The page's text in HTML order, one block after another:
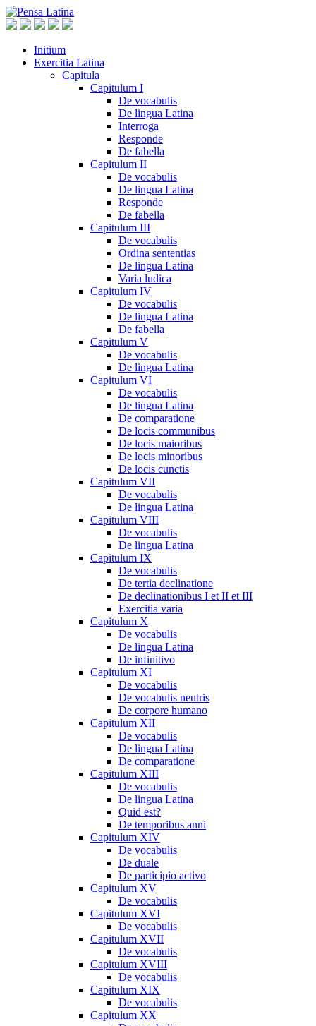
Initium
Exercitia Latina
Capitula
Capitulum I
De vocabulis
De lingua Latina
Interroga
Responde
De fabella
Capitulum II
De vocabulis
De lingua Latina
Responde
De fabella
Capitulum III
De vocabulis
Ordina sententias
De lingua Latina
Varia ludica
Capitulum IV
De vocabulis
De lingua Latina
De fabella
Capitulum V
De vocabulis
De lingua Latina
Capitulum VI
De vocabulis
De lingua Latina
De comparatione
De locis communibus
De locis maioribus
De locis minoribus
De locis cunctis
Capitulum VII
De vocabulis
De lingua Latina
Capitulum VIII
De vocabulis
De lingua Latina
Capitulum IX
De vocabulis
De tertia declinatione
De declinationibus I et II et III
Exercitia varia
Capitulum X
De vocabulis
De lingua Latina
De infinitivo
Capitulum XI
De vocabulis
De vocabulis neutris
De corpore humano
Capitulum XII
De vocabulis
De lingua Latina
De comparatione
Capitulum XIII
De vocabulis
De lingua Latina
Quid est?
De temporibus anni
Capitulum XIV
De vocabulis
De duale
De participio activo
Capitulum XV
De vocabulis
Capitulum XVI
De vocabulis
Capitulum XVII
De vocabulis
Capitulum XVIII
De vocabulis
Capitulum XIX
De vocabulis
Capitulum XX